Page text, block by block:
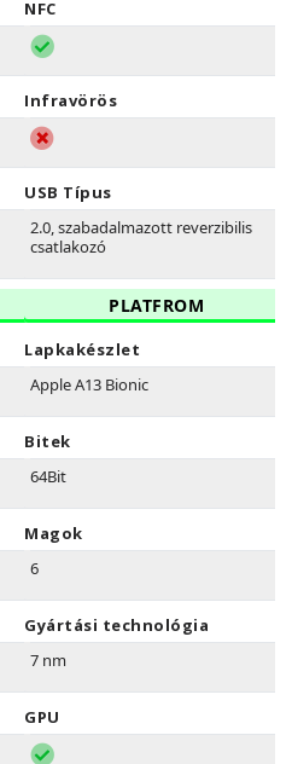
NFC
Infravörös
USB Típus
2.0, szabadalmazott reverzibilis
csatlakozó
PLATFROM
Lapkakészlet
Apple A13 Bionic
Bitek
64Bit
Magok
6
Gyártási technológia
7 nm
GPU